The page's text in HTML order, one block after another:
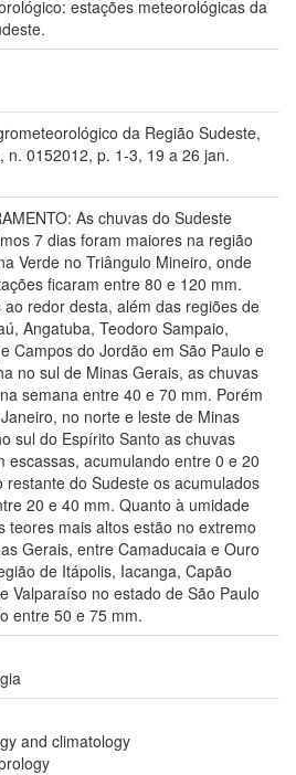
estações meteorológicas da
da Região Sudeste,
n. 0152012, p. 1-3, 19 a 26 jan.
As chuvas do Sudeste
7 dias foram maiores na região
Verde no Triângulo Mineiro, onde
ficaram entre 80 e 120 mm.
ao redor desta, além das regiões de
Angatuba, Teodoro Sampaio,
Campos do Jordão em São Paulo e
no sul de Minas Gerais, as chuvas
semana entre 40 e 70 mm. Porém
no norte e leste de Minas
sul do Espírito Santo as chuvas
escassas, acumulando entre 0 e 20
restante do Sudeste os acumulados
20 e 40 mm. Quanto à umidade
teores mais altos estão no extremo
Gerais, entre Camaducaia e Ouro
de Itápolis, Iacanga, Capão
Valparaíso no estado de São Paulo
entre 50 e 75 mm.
and climatology